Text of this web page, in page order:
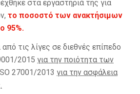
στα εργαστήριά της για
το ποσοστό των ανακτήσιμων
95%.
από τις λίγες σε διεθνές επίπεδο
2015 για την ποιότητα των
27001/2013 για την ασφάλεια